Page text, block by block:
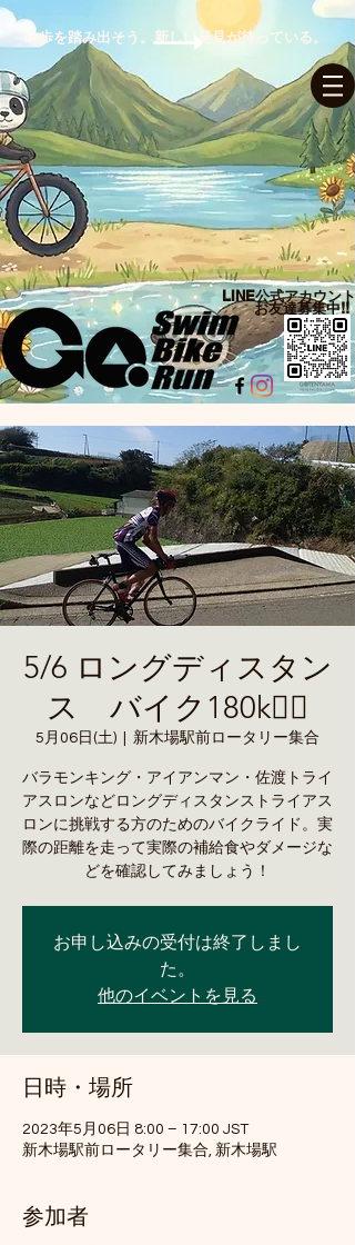
ログイン
一歩を踏み出そう。新しい発見が待っている。
LINE公式アカウント​
お友達募集中!!
5/6 ロングディスタン
ス バイク180k🚴‍♀️
5月06日(土) 新木場駅前ロータリー集合
バラモンキング・アイアンマン・佐渡トライ
アスロンなどロングディスタンストライアス
ロンに挑戦する方のためのバイクライド。実
際の距離を走って実際の補給食やダメージな
どを確認してみましょう！
お申し込みの受付は終了しまし
た。
他のイベントを見る
日時・場所
2023年5月06日 8:00 – 17:00 JST
新木場駅前ロータリー集合, 新木場駅
参加者